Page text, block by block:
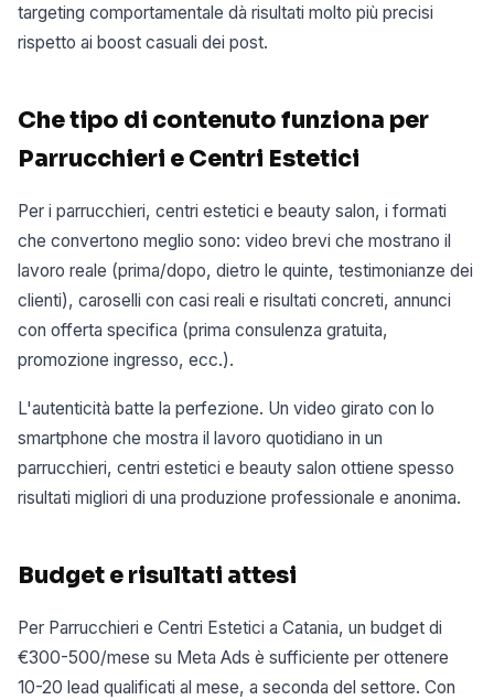
targeting comportamentale dà risultati molto più precisi
rispetto ai boost casuali dei post.
Che tipo di contenuto funziona per
Parrucchieri e Centri Estetici
Per i parrucchieri, centri estetici e beauty salon, i formati
che convertono meglio sono: video brevi che mostrano il
lavoro reale (prima/dopo, dietro le quinte, testimonianze dei
clienti), caroselli con casi reali e risultati concreti, annunci
con offerta specifica (prima consulenza gratuita,
promozione ingresso, ecc.).
L'autenticità batte la perfezione. Un video girato con lo
smartphone che mostra il lavoro quotidiano in un
parrucchieri, centri estetici e beauty salon ottiene spesso
risultati migliori di una produzione professionale e anonima.
Budget e risultati attesi
Per Parrucchieri e Centri Estetici a Catania, un budget di
€300-500/mese su Meta Ads è sufficiente per ottenere
10-20 lead qualificati al mese, a seconda del settore. Con